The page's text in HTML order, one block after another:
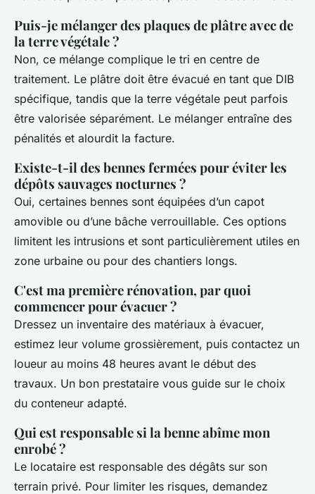
Puis-je mélanger des plaques de plâtre avec de
la terre végétale ?
Non, ce mélange complique le tri en centre de
traitement. Le plâtre doit être évacué en tant que DIB
spécifique, tandis que la terre végétale peut parfois
être valorisée séparément. Le mélanger entraîne des
pénalités et alourdit la facture.
Existe-t-il des bennes fermées pour éviter les
dépôts sauvages nocturnes ?
Oui, certaines bennes sont équipées d’un capot
amovible ou d’une bâche verrouillable. Ces options
limitent les intrusions et sont particulièrement utiles en
zone urbaine ou pour des chantiers longs.
C'est ma première rénovation, par quoi
commencer pour évacuer ?
Dressez un inventaire des matériaux à évacuer,
estimez leur volume grossièrement, puis contactez un
loueur au moins 48 heures avant le début des
travaux. Un bon prestataire vous guide sur le choix
du conteneur adapté.
Qui est responsable si la benne abîme mon
enrobé ?
Le locataire est responsable des dégâts sur son
terrain privé. Pour limiter les risques, demandez